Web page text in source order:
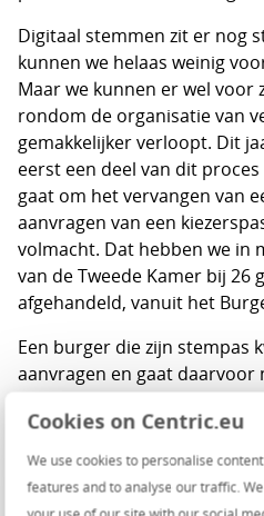
Cookies on Centric.eu
We use cookies to personalise
features and to analyse our traffic.
Digitaal stemmen zit er nog
kunnen we helaas weinig
Maar we kunnen er wel voor
rondom de organisatie van
gemakkelijker verloopt. Dit
eerst een deel van dit
gaat om het vervangen van
aanvragen van een
volmacht. Dat hebben we in
van de Tweede Kamer bij 26
afgehandeld, vanuit het
Een burger die zijn stempas
aanvragen en gaat daarvoor
administratieve afhandeling
handmatig werk kijken. Wij
de burger logt in bij de
gemeente, en direct wordt